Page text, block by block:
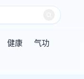
健康
气功